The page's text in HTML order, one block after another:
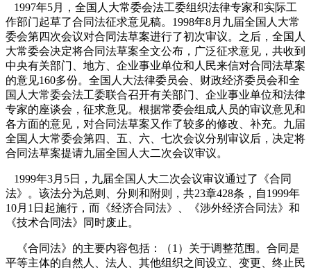
1997年5月，全国人大常委会法工委组织法律专家和实际工
作部门起草了合同法征求意见稿。 1998年8月九届全国人大常
委会第四次会议对合同法草案进行了初次审议。之后，全国人
大常委会决定将合同法草案全文公布，广泛征求意见，共收到
中央有关部门、地方、企业事业单位和人民来信对合同法草案
的意见160多份。全国人大法律委员会、财政经济委员会和全
国人大常委会法工委联合召开有关部门、企业事业单位和法律
专家的座谈会，征求意见。根据常委会组成人员的审议意见和
各方面的意见，对合同法草案又作了较多的修改、补充。九届
全国人大常委会第四、五、六、七次会议分别审议后，决定将
合同法草案提请九届全国人大二次会议审议。
1999年3月 5日
，九届全国人大二次会议审议通过了《合同
法》。该法分为总则、分则和附则，共23章428条，自1999年
10月 1 日 起施行，而《经济合同法》、《涉外经济合同法》和
《技术合同法》同时废止。
《合同法》的主要内容包括：（1 ）关于调整范围。合同是
平等主体的自然人、法人、其他组织之间设立、变更、终止民